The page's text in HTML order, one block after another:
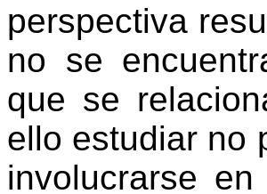
perspectiva
no se
que se
ello estudiar no
involucrarse